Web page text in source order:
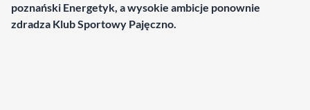
poznański Energetyk, a wysokie ambicje ponownie
zdradza Klub Sportowy Pajęczno.